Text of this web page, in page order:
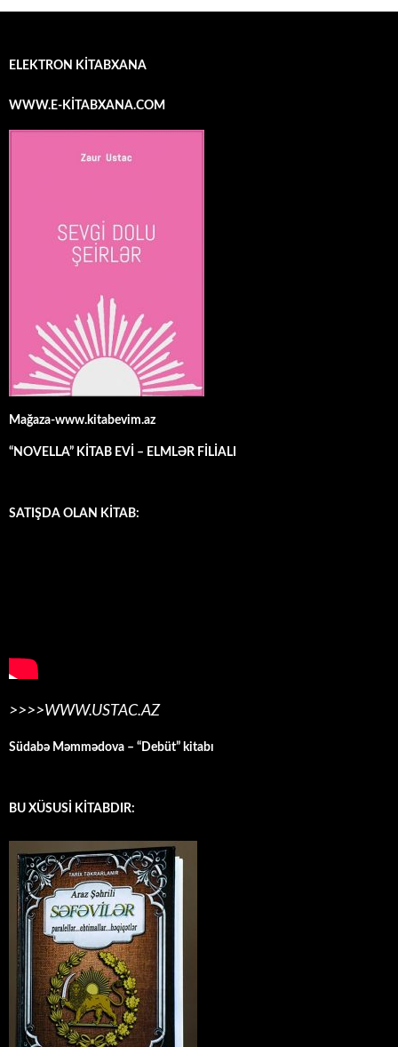
ELEKTRON KİTABXANA
WWW.E-KİTABXANA.COM
Mağaza-www.kitabevim.az
“NOVELLA” KİTAB EVİ – ELMLƏR FİLİALI
SATIŞDA OLAN KİTAB:
>>>>WWW.USTAC.AZ
Südabə Məmmədova – “Debüt” kitabı
BU XÜSUSİ KİTABDIR: